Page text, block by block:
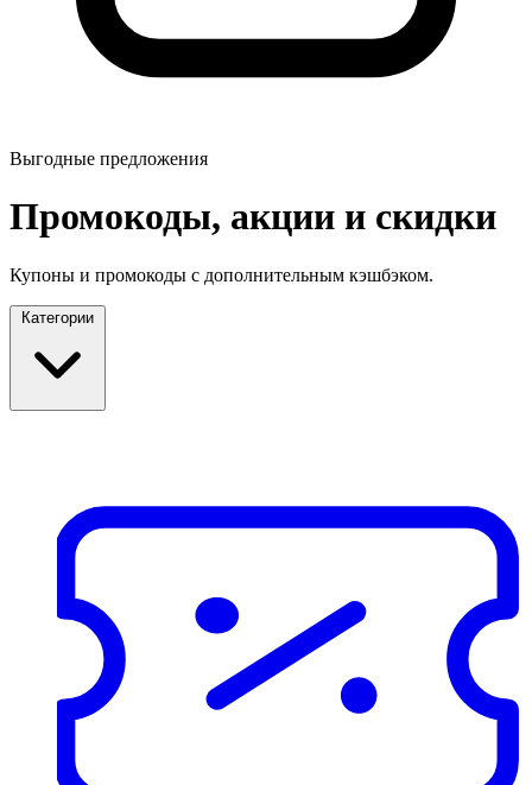
Выгодные предложения
Промокоды, акции и скидки
Купоны и промокоды с дополнительным кэшбэком.
Категории